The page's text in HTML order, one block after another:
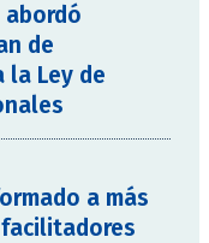
de
la Ley de
a más